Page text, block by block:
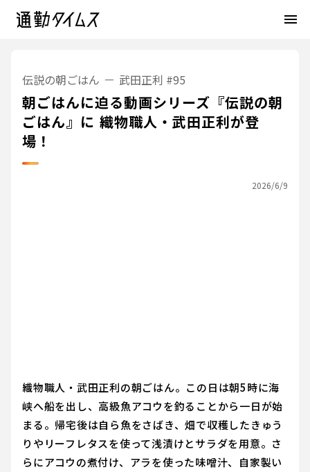
menu
伝説の朝ごはん 武田正利 #95
朝ごはんに迫る動画シリーズ『伝説の朝
ごはん』に 織物職人・武田正利が登
場！
2026/6/9
織物職人・武田正利の朝ごはん。この日は朝5時に海
峡へ船を出し、高級魚アコウを釣ることから一日が始
まる。帰宅後は自ら魚をさばき、畑で収穫したきゅう
りやリーフレタスを使って浅漬けとサラダを用意。さ
らにアコウの煮付け、アラを使った味噌汁、自家製い